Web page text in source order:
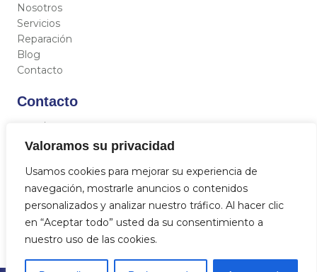
Valoramos su privacidad
Usamos cookies para mejorar su experiencia de
navegación, mostrarle anuncios o contenidos
personalizados y analizar nuestro tráfico. Al hacer clic
en “Aceptar todo” usted da su consentimiento a
nuestro uso de las cookies.
Nosotros
Servicios
Reparación
Blog
Contacto
Contacto
C/ Miguel Hernández 12, 46717 - La Font d’En Carròs
(Valencia)
684 712 329
info@aquasat.es